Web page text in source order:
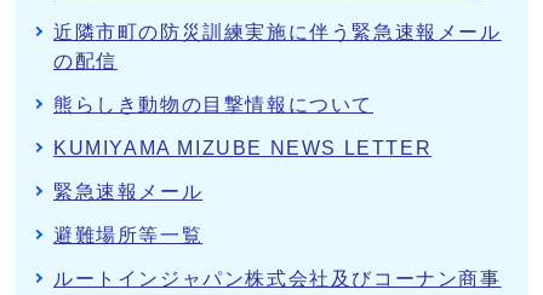
近隣市町の防災訓練実施に伴う緊急速報メール
の配信
熊らしき動物の目撃情報について
KUMIYAMA MIZUBE NEWS LETTER
緊急速報メール
避難場所等一覧
ルートインジャパン株式会社及びコーナン商事